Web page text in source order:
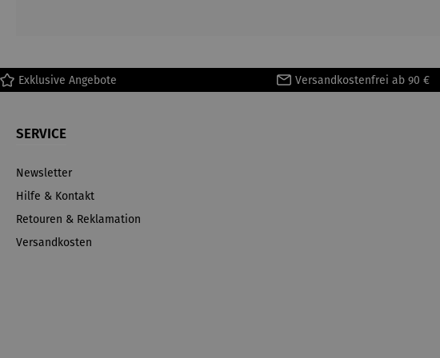
Exklusive Angebote Versandkostenfrei ab 90 €
SERVICE
Newsletter
Hilfe & Kontakt
Retouren & Reklamation
Versandkosten